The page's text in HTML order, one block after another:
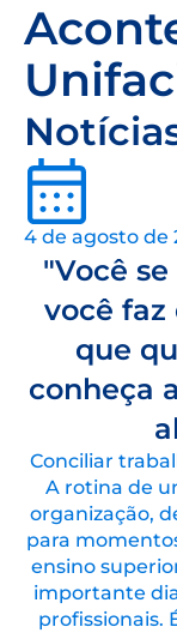
4 de agosto de
"Você
você
que
conheça
Conciliar
A rotina de
organização,
para
ensino
importante
profissionais.